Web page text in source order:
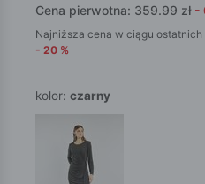
Cena pierwotna: 359.99 zł -
Najniższa cena w ciągu
- 20 %
kolor: czarny